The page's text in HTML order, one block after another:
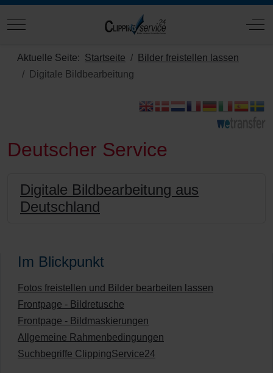
Mobile Menu Toggle Off-
Aktuelle Seite: Startseite
Bilder freistellen lassen
Digitale Bildbearbeitung
Deutscher Service
Digitale Bildbearbeitung aus
Deutschland
Im Blickpunkt
Fotos freistellen und Bilder bearbeiten lassen
Frontpage - Bildretusche
Frontpage - Bildmaskierungen
Allgemeine Rahmenbedingungen
Suchbegriffe ClippingService24